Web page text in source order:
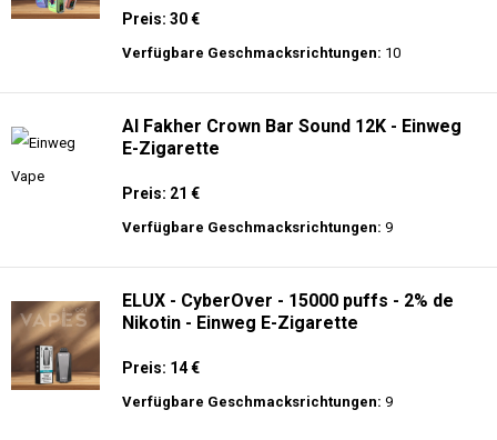
Preis: 30 €
Verfügbare Geschmacksrichtungen: 10
Al Fakher Crown Bar Sound 12K - Einweg
E-Zigarette
Preis: 21 €
Verfügbare Geschmacksrichtungen: 9
ELUX - CyberOver - 15000 puffs - 2% de
Nikotin - Einweg E-Zigarette
Preis: 14 €
Verfügbare Geschmacksrichtungen: 9